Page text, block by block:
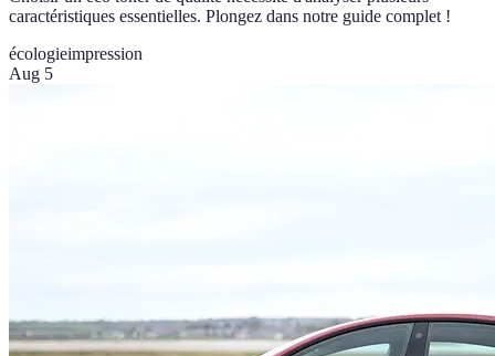
caractéristiques essentielles. Plongez dans notre guide complet !
écologieimpression
Aug 5